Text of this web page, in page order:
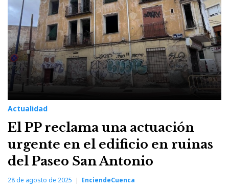
Actualidad
El PP reclama una actuación
urgente en el edificio en ruinas
del Paseo San Antonio
28 de agosto de 2025 EnciendeCuenca